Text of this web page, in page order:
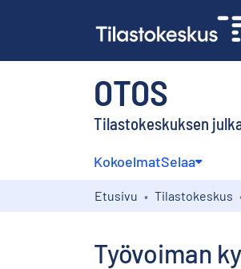
OTOS
Tilastokeskuksen
KokoelmatSelaa
Etusivu Tilastokeskus
Työvoiman